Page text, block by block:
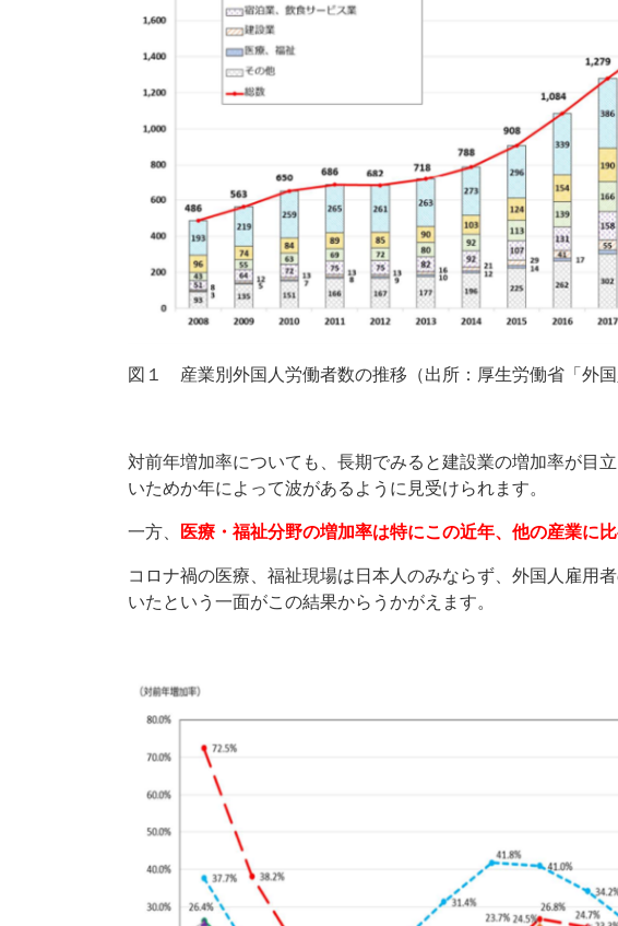
図１ 産業別外国人労働者数の推移（出所：厚生労働省「外国
対前年増加率についても、長期でみると建設業の増加率が目
いためか年によって波があるように見受けられます。
一方、 医療・福祉分野の増加率は特にこの近年、他の産業に
コロナ禍の医療、福祉現場は日本人のみならず、外国人雇用
いたという一面がこの結果からうかがえます。